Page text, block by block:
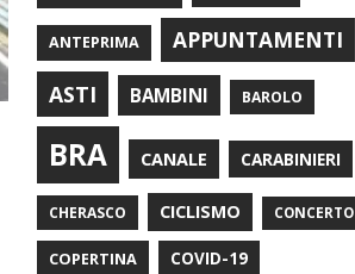
ANTEPRIMA
APPUNTAMENTI
ASTI
BAMBINI BAROLO
BRA CANALE CARABINIERI
CHERASCO CICLISMO CONCERTO
COPERTINA COVID-19